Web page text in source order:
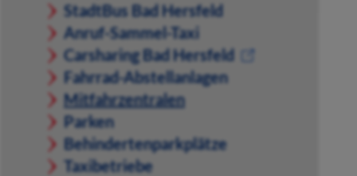
StadtBus Bad Hersfeld
Anruf-Sammel-Taxi
Carsharing Bad Hersfeld
Fahrrad-Abstellanlagen
Mitfahrzentralen
Parken
Behindertenparkplätze
Taxibetriebe